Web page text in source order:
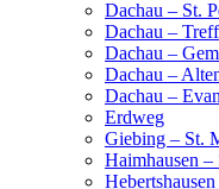
Dachau – St.
Dachau –
Dachau –
Dachau –
Dachau –
Erdweg
Giebing – St.
Haimhausen